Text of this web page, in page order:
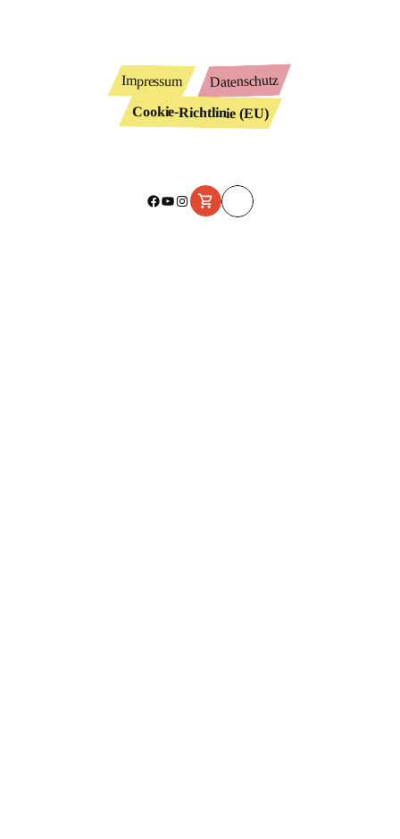
Impressum Datenschutz
Cookie-Richtlinie (EU)
Facebook
YouTube
Instagram